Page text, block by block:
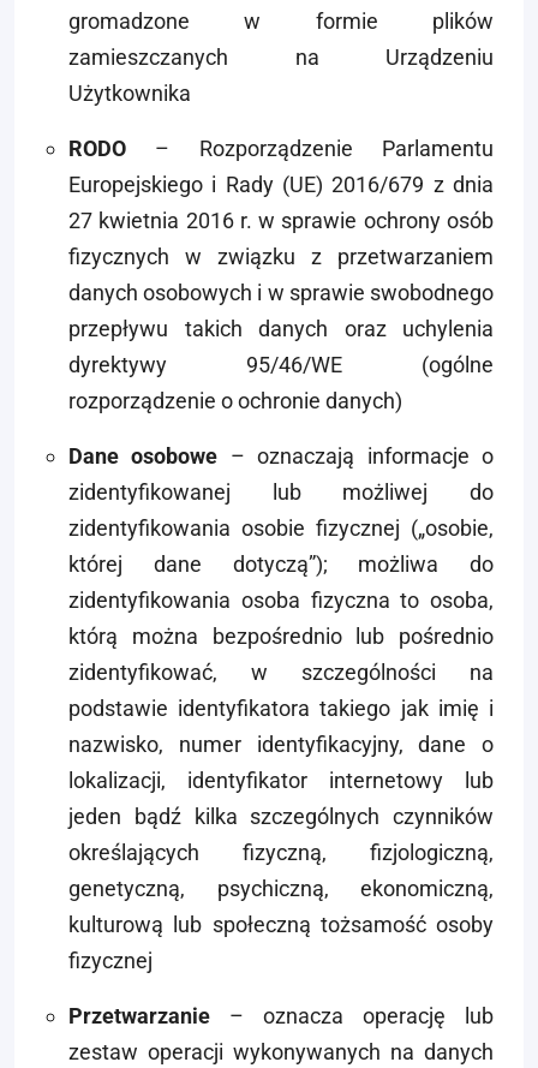
gromadzone w formie plików
zamieszczanych na Urządzeniu
Użytkownika
RODO – Rozporządzenie Parlamentu
Europejskiego i Rady (UE) 2016/679 z dnia
27 kwietnia 2016 r. w sprawie ochrony osób
fizycznych w związku z przetwarzaniem
danych osobowych i w sprawie swobodnego
przepływu takich danych oraz uchylenia
dyrektywy 95/46/WE (ogólne
rozporządzenie o ochronie danych)
Dane osobowe – oznaczają informacje o
zidentyfikowanej lub możliwej do
zidentyfikowania osobie fizycznej („osobie,
której dane dotyczą”); możliwa do
zidentyfikowania osoba fizyczna to osoba,
którą można bezpośrednio lub pośrednio
zidentyfikować, w szczególności na
podstawie identyfikatora takiego jak imię i
nazwisko, numer identyfikacyjny, dane o
lokalizacji, identyfikator internetowy lub
jeden bądź kilka szczególnych czynników
określających fizyczną, fizjologiczną,
genetyczną, psychiczną, ekonomiczną,
kulturową lub społeczną tożsamość osoby
fizycznej
Przetwarzanie – oznacza operację lub
zestaw operacji wykonywanych na danych